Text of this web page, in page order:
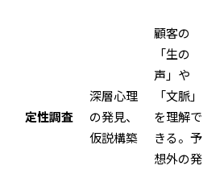
定性調査
深層心理
の発見、
仮説構築
顧客の
「生の
声」や
「文脈」
を理解で
きる。予
想外の発